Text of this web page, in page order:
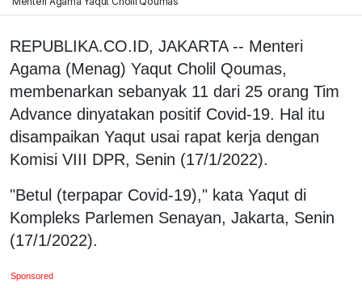
REPUBLIKA.CO.ID, JAKARTA -- Menteri
Agama (Menag) Yaqut Cholil Qoumas,
membenarkan sebanyak 11 dari 25 orang Tim
Advance dinyatakan positif Covid-19. Hal itu
disampaikan Yaqut usai rapat kerja dengan
Komisi VIII DPR, Senin (17/1/2022).
"Betul (terpapar Covid-19)," kata Yaqut di
Kompleks Parlemen Senayan, Jakarta, Senin
(17/1/2022).
Sponsored